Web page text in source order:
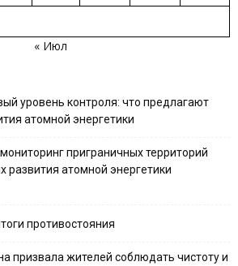
« Июл
уровень контроля: что предлагают
атомной энергетики
приграничных территорий
развития атомной энергетики
противостояния
призвала жителей соблюдать чистоту и